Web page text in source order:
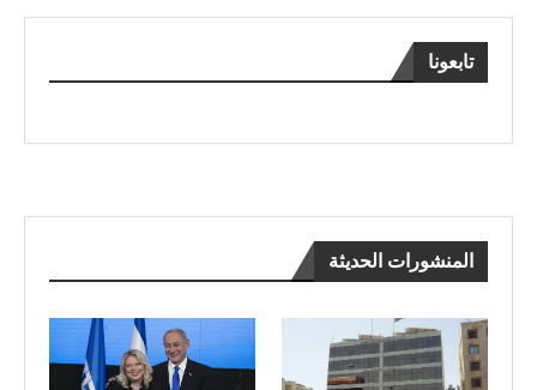
تابعونا
المنشورات الحديثة